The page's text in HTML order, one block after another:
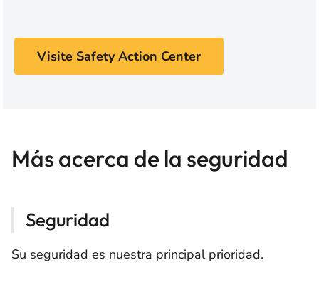
Visite Safety Action Center
Más acerca de la seguridad
Seguridad
Su seguridad es nuestra principal prioridad.